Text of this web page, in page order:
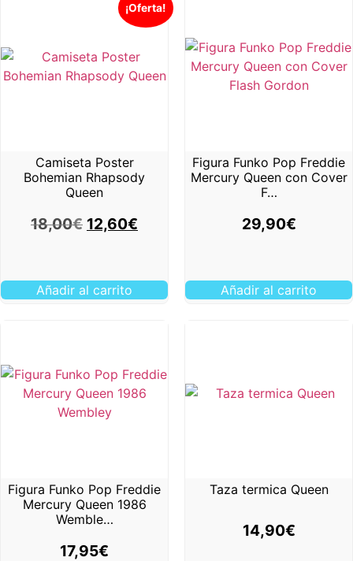
¡Oferta!
Camiseta Poster
Bohemian Rhapsody
Queen
18,00€ 12,60€
Añadir al carrito
Figura Funko Pop Freddie
Mercury Queen con Cover
F…
29,90€
Añadir al carrito
Figura Funko Pop Freddie
Mercury Queen 1986
Wemble…
17,95€
Taza termica Queen
14,90€